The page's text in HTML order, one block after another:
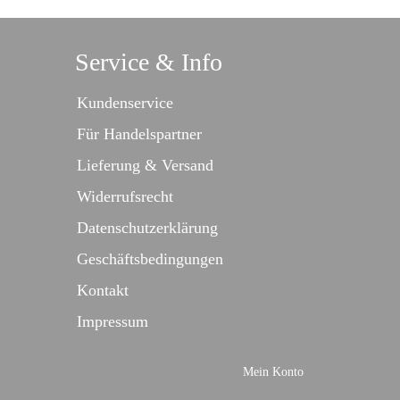
Service & Info
Kundenservice
Für Handelspartner
Lieferung & Versand
Widerrufsrecht
Datenschutzerklärung
Geschäftsbedingungen
Kontakt
Impressum
Mein Konto